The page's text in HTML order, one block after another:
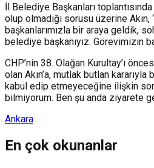
İl Belediye Başkanları
olup olmadığı sorusu üzerine
başkanlarımızla bir araya geldik,
belediye başkanıyız. Görevimizin
CHP’nin 38. Olağan Kurultay’ı
olan Akın’a, mutlak butlan
kabul edip etmeyeceğine ilişkin
bilmiyorum. Ben şu anda ziyarete
Ankara
En çok okunanlar